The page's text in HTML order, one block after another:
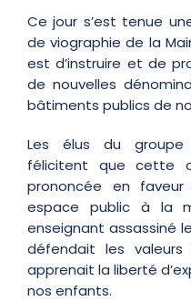
Ce jour s’est tenue
de viographie de la
est d’instruire et de
de nouvelles
bâtiments publics de
Les élus du groupe
félicitent que cette
prononcée en
espace public à la
enseignant assassiné
défendait les
apprenait la liberté
nos enfants.